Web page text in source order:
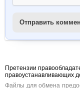
Отправить
Претензии
правоустанавливающих
Файлы для обмена